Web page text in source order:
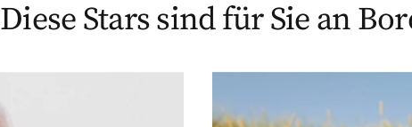
Diese Stars sind für Sie an